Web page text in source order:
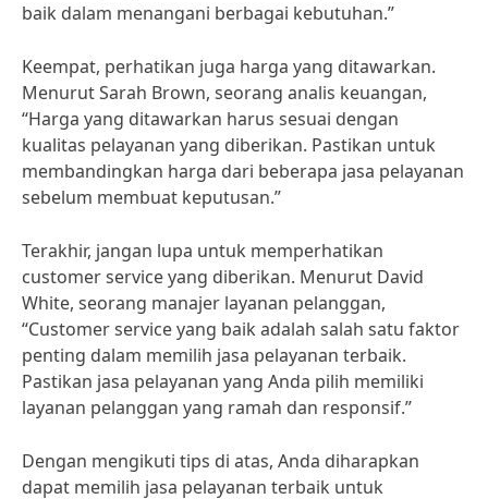
baik dalam menangani berbagai kebutuhan.”
Keempat, perhatikan juga harga yang ditawarkan.
Menurut Sarah Brown, seorang analis keuangan,
“Harga yang ditawarkan harus sesuai dengan
kualitas pelayanan yang diberikan. Pastikan untuk
membandingkan harga dari beberapa jasa pelayanan
sebelum membuat keputusan.”
Terakhir, jangan lupa untuk memperhatikan
customer service yang diberikan. Menurut David
White, seorang manajer layanan pelanggan,
“Customer service yang baik adalah salah satu faktor
penting dalam memilih jasa pelayanan terbaik.
Pastikan jasa pelayanan yang Anda pilih memiliki
layanan pelanggan yang ramah dan responsif.”
Dengan mengikuti tips di atas, Anda diharapkan
dapat memilih jasa pelayanan terbaik untuk